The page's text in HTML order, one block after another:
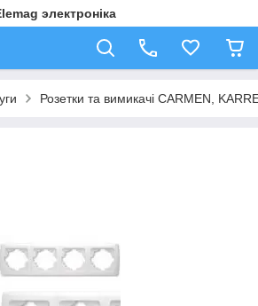
электроніка
Розетки та вимикачі CARMEN,